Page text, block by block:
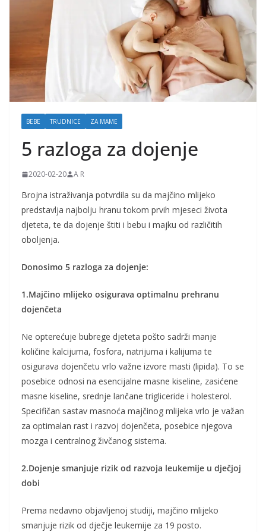
u
d
n
c
e
BEBE TRUDNICE ZA MAME
5 razloga za dojenje
2020-02-20 A R
Brojna istraživanja potvrdila su da majčino mlijeko
predstavlja najbolju hranu tokom prvih mjeseci života
djeteta, te da dojenje štiti i bebu i majku od različitih
oboljenja.
Donosimo 5 razloga za dojenje:
1.Majčino mlijeko osigurava optimalnu prehranu
dojenčeta
Ne opterećuje bubrege djeteta pošto sadrži manje
količine kalcijuma, fosfora, natrijuma i kalijuma te
osigurava dojenčetu vrlo važne izvore masti (lipida). To se
posebice odnosi na esencijalne masne kiseline, zasićene
masne kiseline, srednje lančane trigliceride i holesterol.
Specifičan sastav masnoća majčinog mlijeka vrlo je važan
za optimalan rast i razvoj dojenčeta, posebice njegova
mozga i centralnog živčanog sistema.
2.Dojenje smanjuje rizik od razvoja leukemije u dječjoj
dobi
Prema nedavno objavljenoj studiji, majčino mlijeko
smanjuje rizik od dječje leukemije za 19 posto.